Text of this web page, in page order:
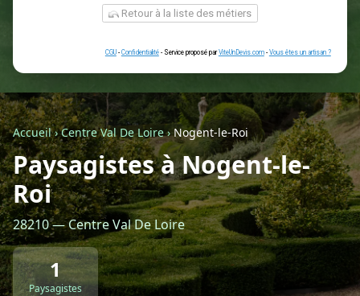
ou
Géolocalisez-moi automatiquement !
Retour à la liste des métiers
CGU-Confidentialité- Service proposé parViteUnDevis.com -Vous
Accueil›Centre Val De Loire› Nogent-le-Roi
Paysagistes à Nogent-le-
Roi
28210 — Centre Val De Loire
1
Paysagistes